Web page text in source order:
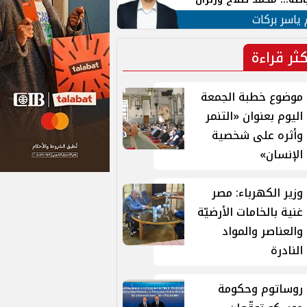
في الشارع التركي
ياسر بركات
قراءة
موضوع خطبة الجمعة
اليوم بعنوان «التنمر
وأثره على شخصية
الإنسان»
وزير الكهرباء: مصر
غنية بالخامات الأرضيّة
والعناصر والمواد
النادرة
روساتوم وحكومة